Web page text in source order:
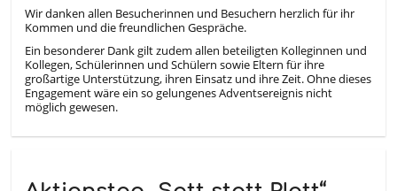
Wir danken allen Besucherinnen und Besuchern herzlich für ihr
Kommen und die freundlichen Gespräche.
Ein besonderer Dankgilt zudem allen beteiligten Kolleginnen und
Kollegen, Schülerinnen und Schülern sowie Eltern für ihre
großartige Unterstützung, ihren Einsatz und ihre Zeit. Ohne dieses
Engagement wäre ein so gelungenes Adventsereignis nicht
möglich gewesen.